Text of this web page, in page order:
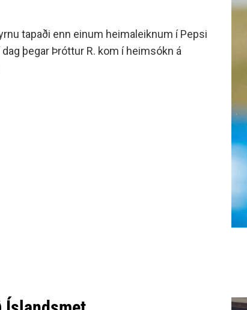
tapaði enn einum heimaleiknum í Pepsi
þegar Þróttur R. kom í heimsókn á